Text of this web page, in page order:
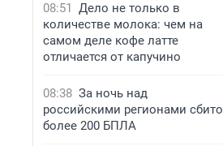
08:51 Дело не только в
количестве молока: чем на
самом деле кофе латте
отличается от капучино
08:38 За ночь над
российскими регионами сбито
более 200 БПЛА